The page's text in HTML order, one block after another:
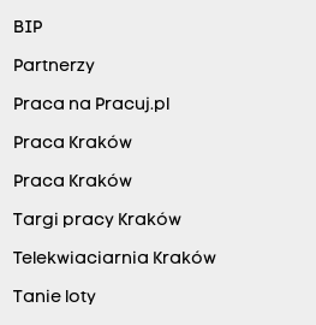
BIP
Partnerzy
Praca na Pracuj.pl
Praca Kraków
Praca Kraków
Targi pracy Kraków
Telekwiaciarnia Kraków
Tanie loty